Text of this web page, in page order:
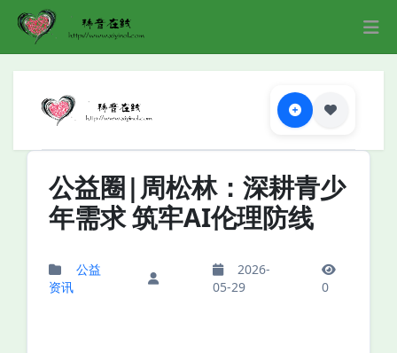
公益圈|周松林：深耕青少
年需求 筑牢AI伦理防线
公益
资讯
2026-
05-29
0